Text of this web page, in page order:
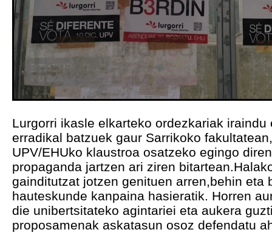
Lurgorri ikasle elkarteko ordezkariak
erradikal batzuek gaur Sarrikoko
UPV/EHUko klaustroa osatzeko egingo
propaganda jartzen ari ziren
gainditutzat jotzen genituen arren,behin eta
hauteskunde kanpaina hasieratik. Horren
die unibertsitateko agintariei eta aukera
proposamenak askatasun osoz defendatu